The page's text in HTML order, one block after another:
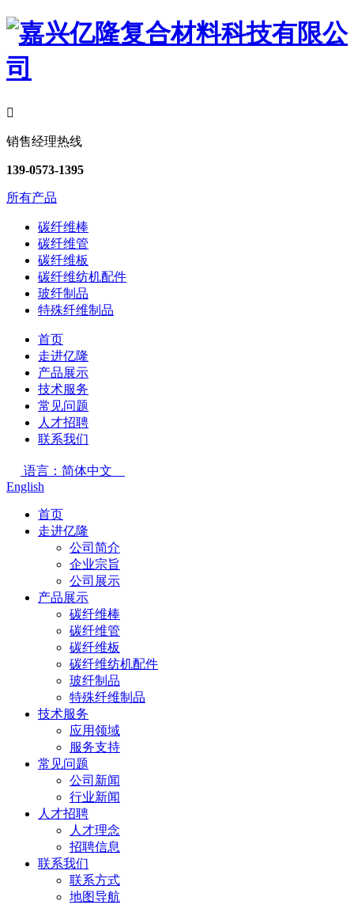

销售经理热线
139-0573-1395
所有产品
碳纤维棒
碳纤维管
碳纤维板
碳纤维纺机配件
玻纤制品
特殊纤维制品
首页
走进亿隆
产品展示
技术服务
常见问题
人才招聘
联系我们
语言：简体中文
English
首页
走进亿隆
公司简介
企业宗旨
公司展示
产品展示
碳纤维棒
碳纤维管
碳纤维板
碳纤维纺机配件
玻纤制品
特殊纤维制品
技术服务
应用领域
服务支持
常见问题
公司新闻
行业新闻
人才招聘
人才理念
招聘信息
联系我们
联系方式
地图导航